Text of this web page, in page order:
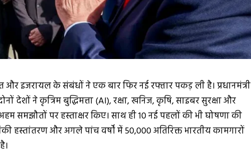
और इजरायल के संबंधों ने एक बार फिर नई रफ्तार पकड़ ली है। प्रधानमंत्री
देशों ने कृत्रिम बुद्धिमत्ता (AI), रक्षा, खनिज, कृषि, साइबर सुरक्षा और
समझौतों पर हस्ताक्षर किए। साथ ही 10 नई पहलों की भी घोषणा की
हस्तांतरण और अगले पांच वर्षों में 50,000 अतिरिक्त भारतीय कामगारों